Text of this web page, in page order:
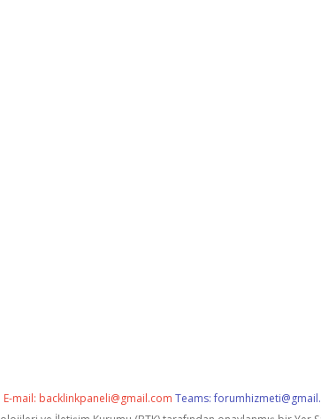
E-mail: backlinkpaneli@gmail.com Teams: